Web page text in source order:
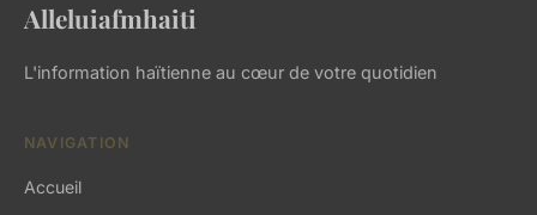
Alleluiafmhaiti
L'information haïtienne au cœur de votre quotidien
NAVIGATION
Accueil